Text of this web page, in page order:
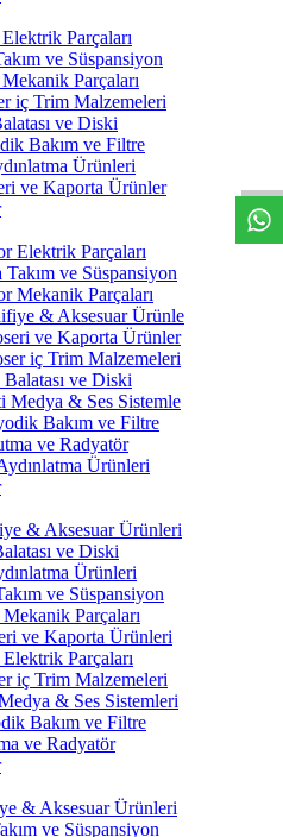
Parçaları
ve Süspansiyon
Parçaları
iç Trim Malzemeleri
ve Diski
Bakım ve Filtre
Ürünleri
ve Kaporta Ürünler
Elektrik Parçaları
ve Süspansiyon
Mekanik Parçaları
& Aksesuar Ürünle
ve Kaporta Ürünler
iç Trim Malzemeleri
ve Diski
Medya & Ses Sistemle
Bakım ve Filtre
ve Radyatör
Ürünleri
& Aksesuar Ürünleri
ve Diski
Ürünleri
ve Süspansiyon
Parçaları
ve Kaporta Ürünleri
Parçaları
iç Trim Malzemeleri
& Ses Sistemleri
Bakım ve Filtre
ve Radyatör
& Aksesuar Ürünleri
ve Süspansiyon